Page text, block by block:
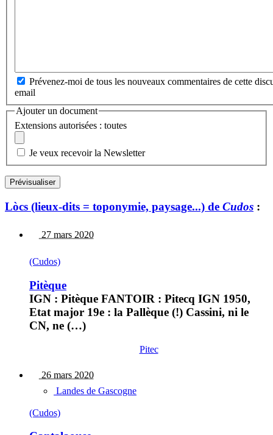
Prévenez-moi de tous les nouveaux commentaires de cette
email
Ajouter un document
Extensions autorisées : toutes
Je veux recevoir la Newsletter
Lòcs (lieux-dits = toponymie, paysage...) de Cudos :
27 mars 2020
(Cudos)
Pitèque
IGN : Pitèque FANTOIR : Pitecq IGN 1950,
Etat major 19e : la Pallèque (!) Cassini, ni le
CN, ne (…)
Pitec
26 mars 2020
Landes de Gascogne
(Cudos)